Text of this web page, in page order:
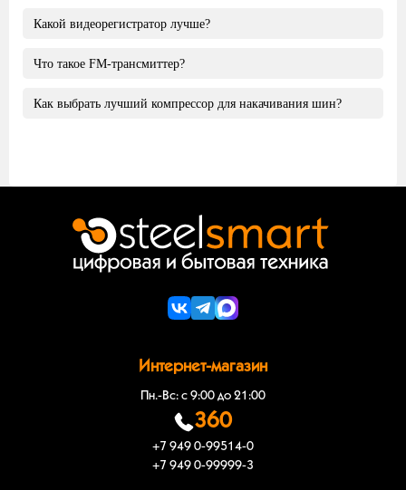
Какой видеорегистратор лучше?
Лучшим видео регистратором можно считать модель,
большого радиуса дорожного полотна. При этом качество
Что такое FM-трансмиттер?
Данный тип устройств используется для воспроизведения
Как выбрать лучший компрессор для накачивания шин?
Для быстрого накачивания шин рекомендуется выбирать
«выдавать» достаточный объём воздуха для нужд
пользователя.
Интернет-магазин
Пн.-Вс: с 9:00 до 21:00
360
+7 949 0-99514-0
+7 949 0-99999-3